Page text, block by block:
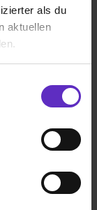
als du
aktuellen
zu
Website an
Wenn ich
erklärt
sehr
habe